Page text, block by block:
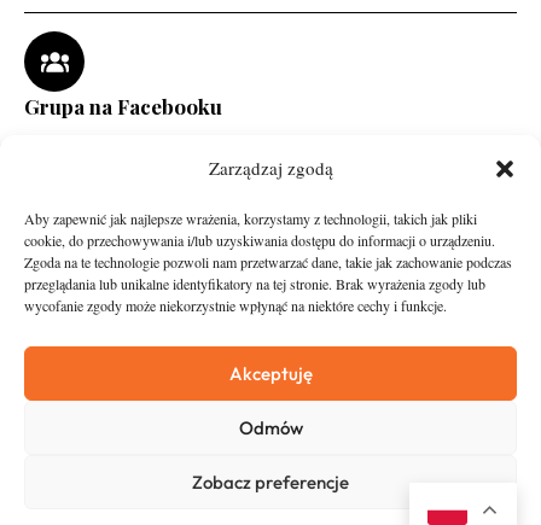
Zarządzaj zgodą
Aby zapewnić jak najlepsze wrażenia, korzystamy z technologii, takich jak pliki
cookie, do przechowywania i/lub uzyskiwania dostępu do informacji o urządzeniu.
Zgoda na te technologie pozwoli nam przetwarzać dane, takie jak zachowanie podczas
przeglądania lub unikalne identyfikatory na tej stronie. Brak wyrażenia zgody lub
wycofanie zgody może niekorzystnie wpłynąć na niektóre cechy i funkcje.
Akceptuję
Odmów
Zobacz preferencje
Grupa na Facebooku
Asfalt
O nas
Zostań Patronem
Kontakt